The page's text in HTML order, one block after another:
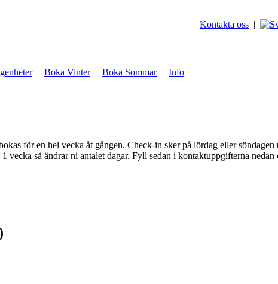
Kontakta oss |
Boka Vinter Boka Sommar Info
för en hel vecka åt gången. Check-in sker på lördag eller
vecka så ändrar ni antalet dagar. Fyll sedan i kontaktuppgifterna